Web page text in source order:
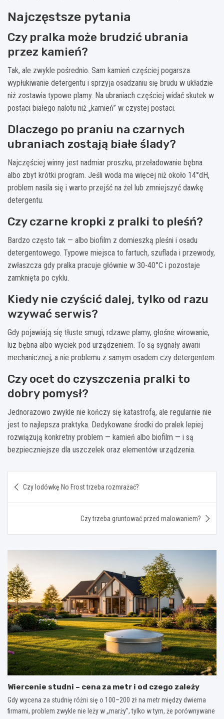
Najczęstsze pytania
Czy pralka może brudzić ubrania
przez kamień?
Tak, ale zwykle pośrednio. Sam kamień częściej pogarsza
wypłukiwanie detergentu i sprzyja osadzaniu się brudu w układzie
niż zostawia typowe plamy. Na ubraniach częściej widać skutek w
postaci białego nalotu niż „kamień” w czystej postaci.
Dlaczego po praniu na czarnych
ubraniach zostają białe ślady?
Najczęściej winny jest nadmiar proszku, przeładowanie bębna
albo zbyt krótki program. Jeśli woda ma więcej niż około 14°dH,
problem nasila się i warto przejść na żel lub zmniejszyć dawkę
detergentu.
Czy czarne kropki z pralki to pleśń?
Bardzo często tak — albo biofilm z domieszką pleśni i osadu
detergentowego. Typowe miejsca to fartuch, szuflada i przewody,
zwłaszcza gdy pralka pracuje głównie w 30-40°C i pozostaje
zamknięta po cyklu.
Kiedy nie czyścić dalej, tylko od razu
wzywać serwis?
Gdy pojawiają się tłuste smugi, rdzawe plamy, głośne wirowanie,
luz bębna albo wyciek pod urządzeniem. To są sygnały awarii
mechanicznej, a nie problemu z samym osadem czy detergentem.
Czy ocet do czyszczenia pralki to
dobry pomysł?
Jednorazowo zwykle nie kończy się katastrofą, ale regularnie nie
jest to najlepsza praktyka. Dedykowane środki do pralek lepiej
rozwiązują konkretny problem — kamień albo biofilm — i są
bezpieczniejsze dla uszczelek oraz elementów urządzenia.
wpisu
Czy lodówkę No Frost trzeba rozmrażać?
Czy trzeba gruntować przed malowaniem?
Wiercenie studni – cena za metr i od czego zależy
Gdy wycena za studnię różni się o 100–200 zł na metr między dwiema
firmami, problem zwykle nie leży w „marży”, tylko w tym, że porównywane